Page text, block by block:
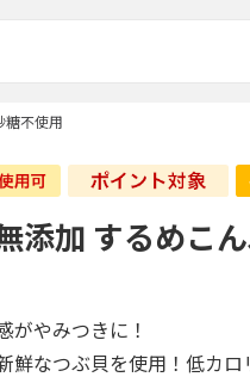
不使用
添加 するめこ
がやみつきに！
鮮なつぶ貝を使用！低カロ